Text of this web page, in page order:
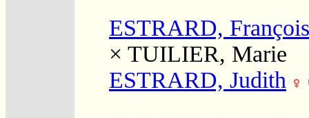
ESTRARD, François
× TUILIER, Marie
ESTRARD, Judith